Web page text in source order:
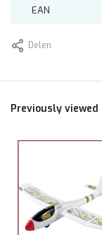
EAN
Delen
Previously viewed